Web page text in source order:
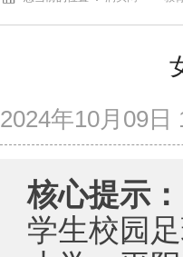
2024年10月09日
核心提示：
学生校园